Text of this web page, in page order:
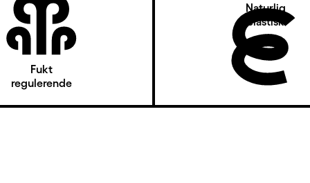
Fukt
regulerende
Naturlig
elastisk